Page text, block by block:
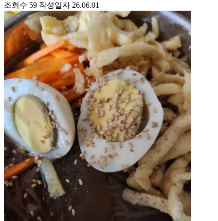
조회수 59 작성일자 26.06.01